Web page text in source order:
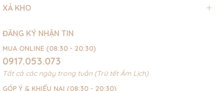
XẢ KHO
ĐĂNG KÝ NHẬN TIN
MUA ONLINE (08:30 - 20:30)
0917.053.073
Tất cả các ngày trong tuần (Trừ tết Âm Lịch)
GÓP Ý & KHIẾU NẠI (08:30 - 20:30)